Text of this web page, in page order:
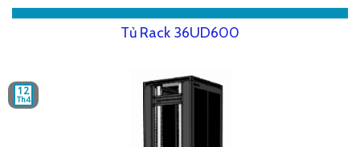
Tủ Rack 36UD600
12
Th4